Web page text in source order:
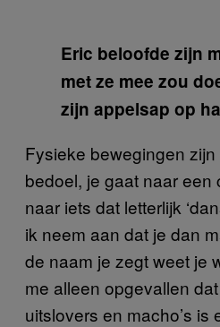
Eric beloofde zijn
met ze mee zou
zijn appelsap op
Fysieke bewegingen
bedoel, je gaat naar een
naar iets dat letterlijk
ik neem aan dat je dan
de naam je zegt weet je
me alleen opgevallen
uitslovers en macho’s is